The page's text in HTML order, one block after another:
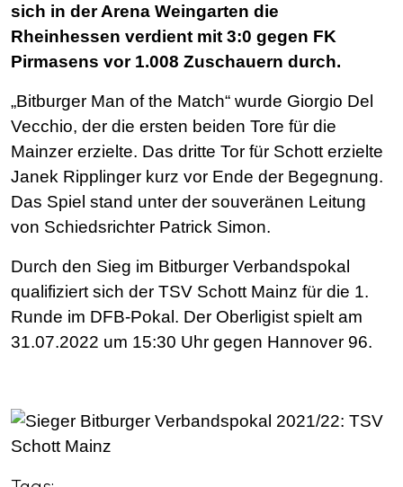
sich in der Arena Weingarten die
Rheinhessen verdient mit 3:0 gegen FK
Pirmasens vor 1.008 Zuschauern durch.
„Bitburger Man of the Match“ wurde Giorgio Del
Vecchio, der die ersten beiden Tore für die
Mainzer erzielte. Das dritte Tor für Schott erzielte
Janek Ripplinger kurz vor Ende der Begegnung.
Das Spiel stand unter der souveränen Leitung
von Schiedsrichter Patrick Simon.
Durch den Sieg im Bitburger Verbandspokal
qualifiziert sich der TSV Schott Mainz für die 1.
Runde im DFB-Pokal. Der Oberligist spielt am
31.07.2022 um 15:30 Uhr gegen Hannover 96.